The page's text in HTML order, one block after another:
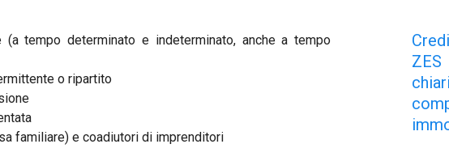
tempo determinato e indeterminato, anche a tempo
o ripartito
familiare) e coadiutori di imprenditori